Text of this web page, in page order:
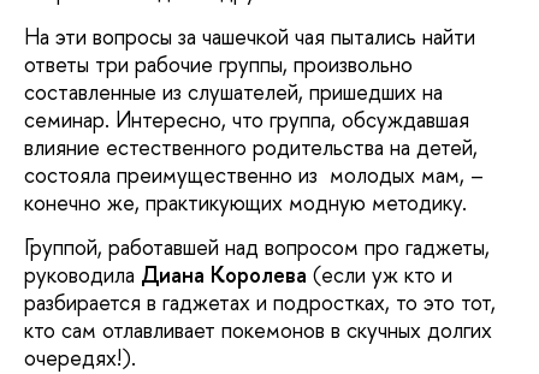
На эти вопросы за чашечкой чая пытались найти
ответы три рабочие группы, произвольно
составленные из слушателей, пришедших на
семинар. Интересно, что группа, обсуждавшая
влияние естественного родительства на детей,
состояла преимущественно из молодых мам, –
конечно же, практикующих модную методику.
Группой, работавшей над вопросом про гаджеты,
руководила Диана Королева (если уж кто и
разбирается в гаджетах и подростках, то это тот,
кто сам отлавливает покемонов в скучных долгих
очередях!).